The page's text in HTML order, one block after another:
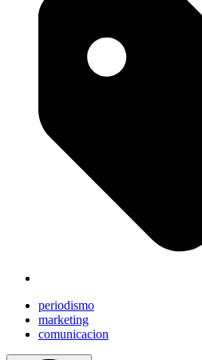
periodismo
marketing
comunicacion